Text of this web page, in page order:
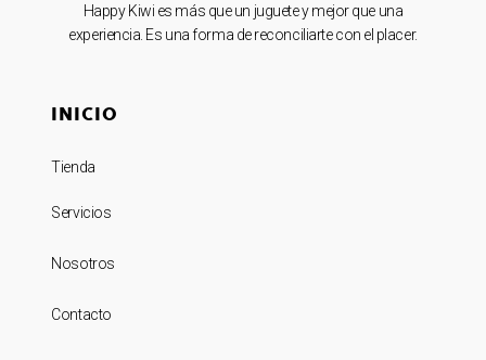
Happy Kiwi es más que un juguete y mejor que una
experiencia. Es una forma de reconciliarte con el placer.
INICIO
Tienda
Servicios
Nosotros
Contacto